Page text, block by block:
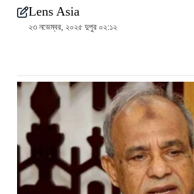
Lens Asia
২৩ নভেম্বর, ২০২৫ দুপুর ০২:১২